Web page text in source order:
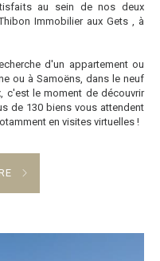
au sein de nos deux
Immobilier aux Gets , à
d'un appartement ou
ou à Samoëns, dans le neuf
c'est le moment de découvrir
de 130 biens vous attendent
en visites virtuelles !